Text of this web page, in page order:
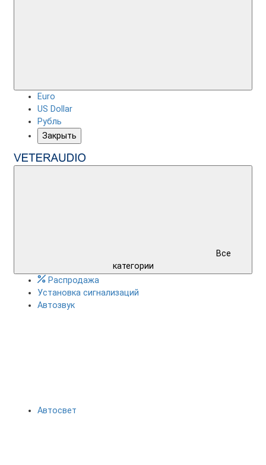
Euro
US Dollar
Рубль
Закрыть
Все
категории
Распродажа
Установка сигнализаций
Автозвук
Автосвет